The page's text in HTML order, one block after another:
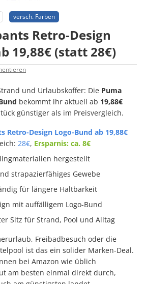
versch. Farben
Retro-Design
19,88€ (statt 28€)
und Urlaubskoffer: Die Puma
bekommt ihr aktuell ab 19,88€
günstiger als im Preisvergleich.
Retro-Design Logo-Bund ab 19,88€
28€, Ersparnis: ca. 8€
hergestellt
strapazierfähiges Gewebe
für längere Haltbarkeit
mit auffälligem Logo-Bund
Sitz für Strand, Pool und Alltag
Freibadbesuch oder die
ist das ein solider Marken-Deal.
bei Amazon wie üblich
am besten einmal direkt durch,